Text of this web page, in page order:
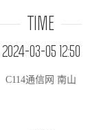
TIME
2024-03-05 12:50
C114通信网 南山